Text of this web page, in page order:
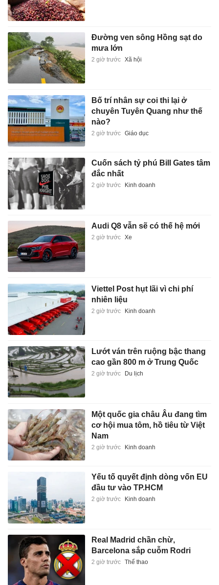
Đường ven sông Hồng sạt do
mưa lớn
2 giờ trước Xã hội
Bố trí nhân sự coi thi lại ở
chuyên Tuyên Quang như thế
nào?
2 giờ trước Giáo dục
Cuốn sách tỷ phú Bill Gates tâm
đắc nhất
2 giờ trước Kinh doanh
Audi Q8 vẫn sẽ có thế hệ mới
2 giờ trước Xe
Viettel Post hụt lãi vì chi phí
nhiên liệu
2 giờ trước Kinh doanh
Lướt ván trên ruộng bậc thang
cao gần 800 m ở Trung Quốc
2 giờ trước Du lịch
Một quốc gia châu Âu đang tìm
cơ hội mua tôm, hồ tiêu từ Việt
Nam
2 giờ trước Kinh doanh
Yếu tố quyết định dòng vốn EU
đầu tư vào TP.HCM
2 giờ trước Kinh doanh
Real Madrid chần chừ,
Barcelona sắp cuỗm Rodri
2 giờ trước Thể thao